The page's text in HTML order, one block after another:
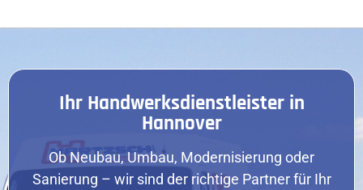
Ihr Handwerksdienstleister in
Hannover
Ob Neubau, Umbau, Modernisierung oder
Sanierung – wir sind der richtige Partner für Ihr